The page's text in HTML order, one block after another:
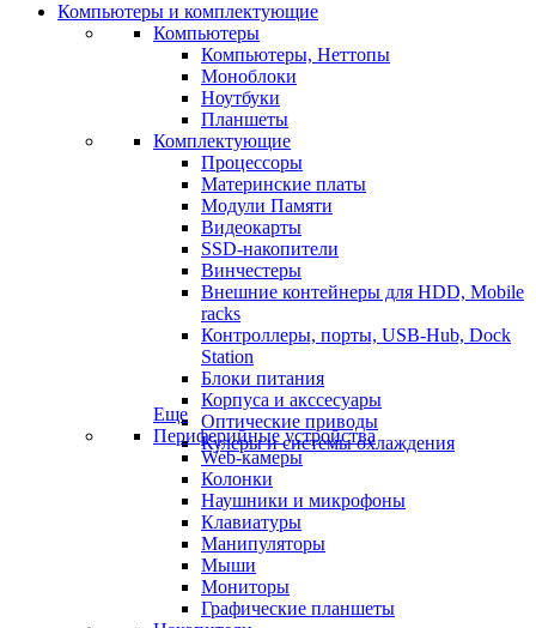
Компьютеры и комплектующие
Компьютеры
Компьютеры, Неттопы
Моноблоки
Ноутбуки
Планшеты
Комплектующие
Процессоры
Материнские платы
Модули Памяти
Видеокарты
SSD-накопители
Винчестеры
Внешние контейнеры для HDD, Mobile
racks
Контроллеры, порты, USB-Hub, Dock
Station
Блоки питания
Корпуса и акссесуары
Оптические приводы
Кулеры и системы охлаждения
Еще
Периферийные устройства
Web-камеры
Колонки
Наушники и микрофоны
Клавиатуры
Манипуляторы
Мыши
Мониторы
Графические планшеты